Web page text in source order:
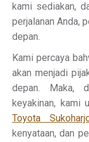
kami sediakan,
perjalanan Anda,
depan.
Kami percaya
akan menjadi
depan. Maka,
keyakinan, kami
Toyota
kenyataan, dan